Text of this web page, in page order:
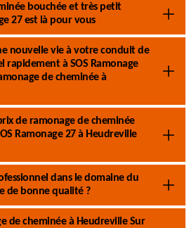
bouchée et très petit
27 est là pour vous
nouvelle vie à votre conduit de
rapidement à SOS Ramonage
de cheminée à
de ramonage de cheminée
Ramonage 27 à Heudreville
dans le domaine du
de bonne qualité ?
de cheminée à Heudreville Sur